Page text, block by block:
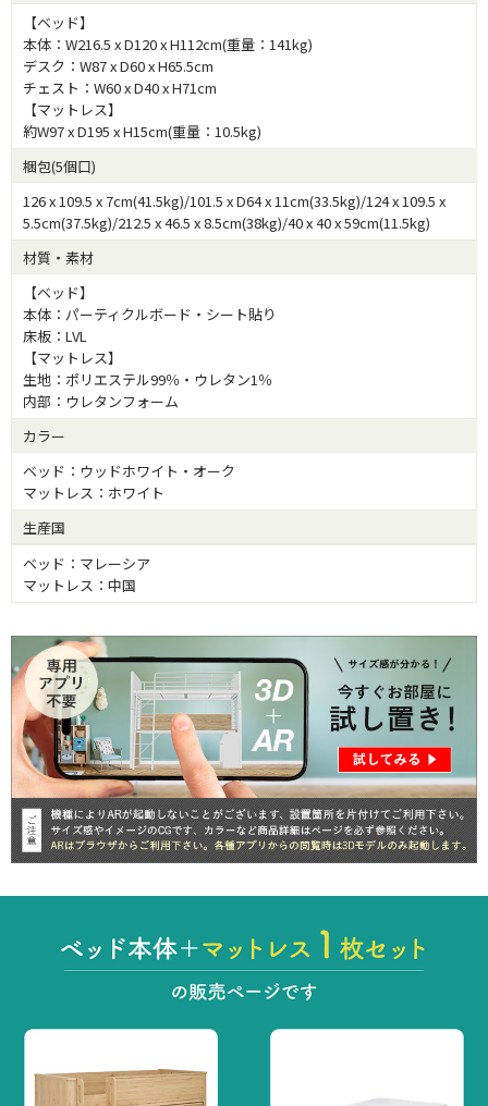
【ベッド】
本体：W216.5 x D120 x H112cm(重量：141kg)
デスク：W87 x D60 x H65.5cm
チェスト：W60 x D40 x H71cm
【マットレス】
約W97 x D195 x H15cm(重量：10.5kg)
梱包(5個口)
126 x 109.5 x 7cm(41.5kg)/101.5 x D64 x 11cm(33.5kg)/124 x 109.5 x
5.5cm(37.5kg)/212.5 x 46.5 x 8.5cm(38kg)/40 x 40 x 59cm(11.5kg)
材質・素材
【ベッド】
本体：パーティクルボード・シート貼り
床板：LVL
【マットレス】
生地：ポリエステル99％・ウレタン1％
内部：ウレタンフォーム
カラー
ベッド：ウッドホワイト・オーク
マットレス：ホワイト
生産国
ベッド：マレーシア
マットレス：中国